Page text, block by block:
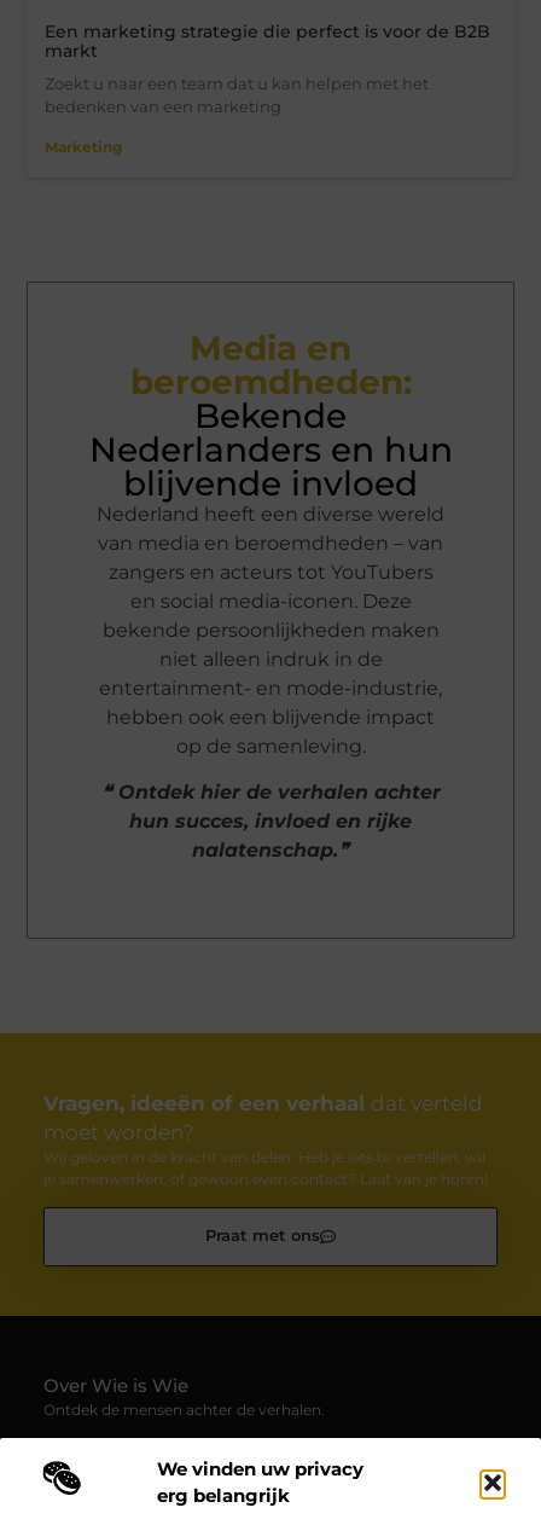
We vinden uw privacy
erg belangrijk
Een marketing strategie die perfect is voor de B2B
markt
Zoekt u naar een team dat u kan helpen met het
bedenken van een marketing
Marketing
Media en
beroemdheden:
Bekende
Nederlanders en hun
blijvende invloed
Nederland heeft een diverse wereld
van media en beroemdheden – van
zangers en acteurs tot YouTubers
en social media-iconen. Deze
bekende persoonlijkheden maken
niet alleen indruk in de
entertainment- en mode-industrie,
hebben ook een blijvende impact
op de samenleving.
❝ Ontdek hier de verhalen achter
hun succes, invloed en rijke
nalatenschap.❞
Vragen, ideeën of een verhaal dat verteld
moet worden?
Wij geloven in de kracht van delen. Heb je iets te vertellen, wil
je samenwerken, of gewoon even contact? Laat van je horen!
Praat met ons
Over Wie is Wie
Ontdek de mensen achter de verhalen.
over boeiende persoonlijkheden uit alle hoeken van de
samenleving. Laat je verrassen door inspirerende